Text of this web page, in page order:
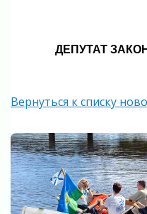
ДЕПУТАТ
Вернуться к списку